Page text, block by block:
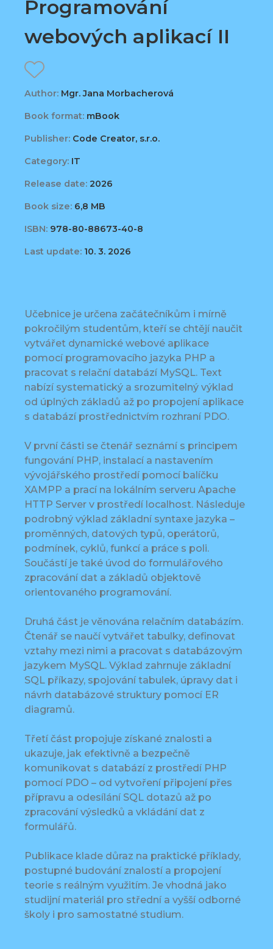
Programování
webových aplikací II
Author: Mgr. Jana Morbacherová
Book format: mBook
Publisher: Code Creator, s.r.o.
Category: IT
Release date: 2026
Book size: 6,8 MB
ISBN: 978-80-88673-40-8
Last update: 10. 3. 2026
Učebnice je určena začátečníkům i mírně
pokročilým studentům, kteří se chtějí naučit
vytvářet dynamické webové aplikace
pomocí programovacího jazyka PHP a
pracovat s relační databází MySQL. Text
nabízí systematický a srozumitelný výklad
od úplných základů až po propojení aplikace
s databází prostřednictvím rozhraní PDO.
V první části se čtenář seznámí s principem
fungování PHP, instalací a nastavením
vývojářského prostředí pomocí balíčku
XAMPP a prací na lokálním serveru Apache
HTTP Server v prostředí localhost. Následuje
podrobný výklad základní syntaxe jazyka –
proměnných, datových typů, operátorů,
podmínek, cyklů, funkcí a práce s poli.
Součástí je také úvod do formulářového
zpracování dat a základů objektově
orientovaného programování.
Druhá část je věnována relačním databázím.
Čtenář se naučí vytvářet tabulky, definovat
vztahy mezi nimi a pracovat s databázovým
jazykem MySQL. Výklad zahrnuje základní
SQL příkazy, spojování tabulek, úpravy dat i
návrh databázové struktury pomocí ER
diagramů.
Třetí část propojuje získané znalosti a
ukazuje, jak efektivně a bezpečně
komunikovat s databází z prostředí PHP
pomocí PDO – od vytvoření připojení přes
přípravu a odesílání SQL dotazů až po
zpracování výsledků a vkládání dat z
formulářů.
Publikace klade důraz na praktické příklady,
postupné budování znalostí a propojení
teorie s reálným využitím. Je vhodná jako
studijní materiál pro střední a vyšší odborné
školy i pro samostatné studium.